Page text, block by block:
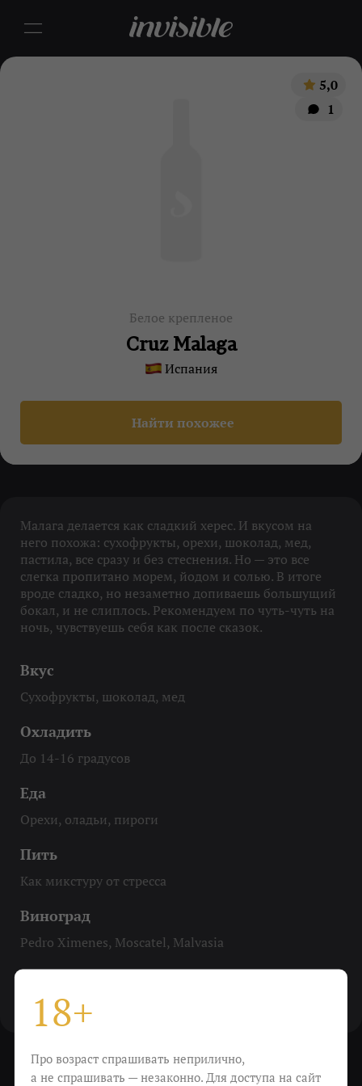
5,0
1
Белое крепленое
Cruz Malaga
Испания
Найти похожее
Малага делается как сладкий херес. И вкусом на
него похожа: сухофрукты, орехи, шоколад, мед,
пастила, все сразу и без стеснения. Но — это все
слегка пропитано морем, йодом и солью. В итоге
вроде сладко, но незаметно допиваешь большущий
бокал, и не слиплось. Рекомендуем по чуть-чуть на
ночь, чувствуешь себя как после сказок.
Вкус
Сухофрукты, шоколад, мед
Охладить
До 14-16 градусов
Еда
Орехи, оладьи, пироги
Пить
Как микстуру от стресса
Виноград
Pedro Ximenes, Moscatel, Malvasia
15%18+
Про возраст спрашивать неприлично,
а не спрашивать — незаконно. Для доступа на сайт